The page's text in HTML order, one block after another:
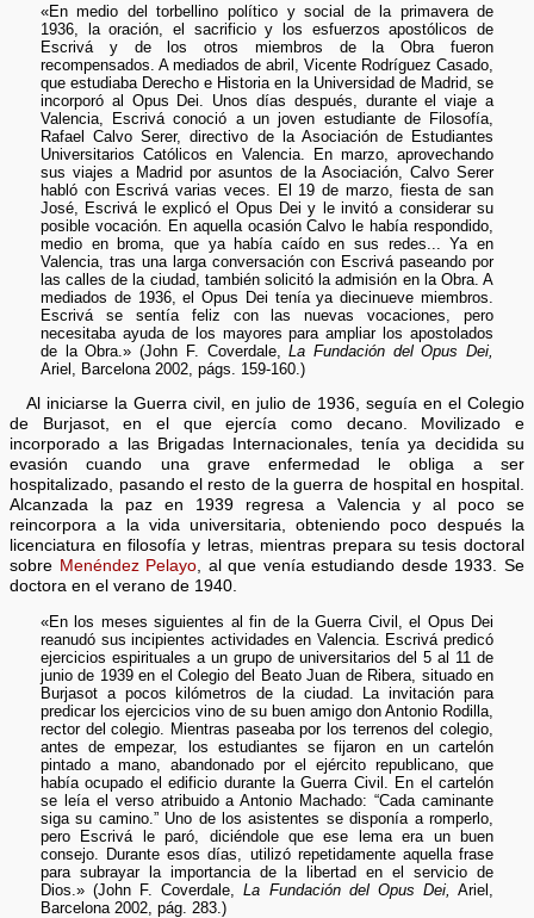
«En medio del torbellino político y social de la primavera de
1936, la oración, el sacrificio y los esfuerzos apostólicos de
Escrivá y de los otros miembros de la Obra fueron
recompensados. A mediados de abril, Vicente Rodríguez Casado,
que estudiaba Derecho e Historia en la Universidad de Madrid, se
incorporó al Opus Dei. Unos días después, durante el viaje a
Valencia, Escrivá conoció a un joven estudiante de Filosofía,
Rafael Calvo Serer, directivo de la Asociación de Estudiantes
Universitarios Católicos en Valencia. En marzo, aprovechando
sus viajes a Madrid por asuntos de la Asociación, Calvo Serer
habló con Escrivá varias veces. El 19 de marzo, fiesta de san
José, Escrivá le explicó el Opus Dei y le invitó a considerar su
posible vocación. En aquella ocasión Calvo le había respondido,
medio en broma, que ya había caído en sus redes... Ya en
Valencia, tras una larga conversación con Escrivá paseando por
las calles de la ciudad, también solicitó la admisión en la Obra. A
mediados de 1936, el Opus Dei tenía ya diecinueve miembros.
Escrivá se sentía feliz con las nuevas vocaciones, pero
necesitaba ayuda de los mayores para ampliar los apostolados
de la Obra.» (John F. Coverdale,La Fundación del Opus Dei,
Ariel, Barcelona 2002, págs. 159-160.)
Al iniciarse la Guerra civil, en julio de 1936, seguía en el Colegio
de Burjasot, en el que ejercía como decano. Movilizado e
incorporado a las Brigadas Internacionales, tenía ya decidida su
evasión cuando una grave enfermedad le obliga a ser
hospitalizado, pasando el resto de la guerra de hospital en hospital.
Alcanzada la paz en 1939 regresa a Valencia y al poco se
reincorpora a la vida universitaria, obteniendo poco después la
licenciatura en filosofía y letras, mientras prepara su tesis doctoral
sobre Menéndez Pelayo, al que venía estudiando desde 1933. Se
doctora en el verano de 1940.
«En los meses siguientes al fin de la Guerra Civil, el Opus Dei
reanudó sus incipientes actividades en Valencia. Escrivá predicó
ejercicios espirituales a un grupo de universitarios del 5 al 11 de
junio de 1939 en el Colegio del Beato Juan de Ribera, situado en
Burjasot a pocos kilómetros de la ciudad. La invitación para
predicar los ejercicios vino de su buen amigo don Antonio Rodilla,
rector del colegio. Mientras paseaba por los terrenos del colegio,
antes de empezar, los estudiantes se fijaron en un cartelón
pintado a mano, abandonado por el ejército republicano, que
había ocupado el edificio durante la Guerra Civil. En el cartelón
se leía el verso atribuido a Antonio Machado: “Cada caminante
siga su camino.” Uno de los asistentes se disponía a romperlo,
pero Escrivá le paró, diciéndole que ese lema era un buen
consejo. Durante esos días, utilizó repetidamente aquella frase
para subrayar la importancia de la libertad en el servicio de
Dios.» (John F. Coverdale,La Fundación del Opus Dei,
Ariel,
Barcelona 2002, pág. 283.)